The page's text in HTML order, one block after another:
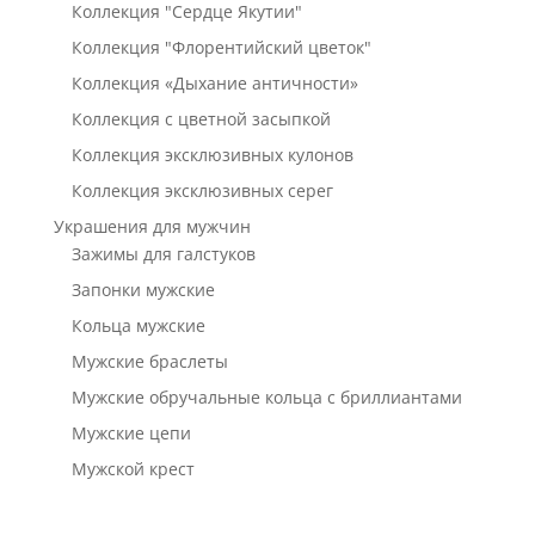
Коллекция "Сердце Якутии"
Коллекция "Флорентийский цветок"
Коллекция «Дыхание античности»
Коллекция с цветной засыпкой
Коллекция эксклюзивных кулонов
Коллекция эксклюзивных серег
Украшения для мужчин
Зажимы для галстуков
Запонки мужские
Кольца мужские
Мужские браслеты
Мужские обручальные кольца с бриллиантами
Мужские цепи
Мужской крест